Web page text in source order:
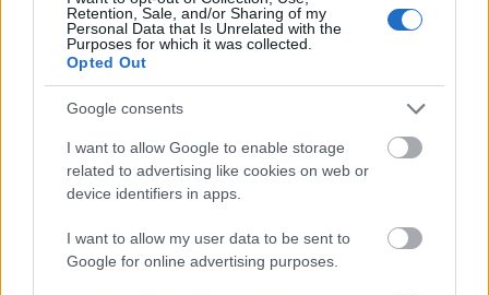
Retention, Sale, and/or Sharing of my
Personal Data that Is Unrelated with the
Purposes for which it was collected.
Opted Out
Google consents
I want to allow Google to enable storage
related to advertising like cookies on web or
device identifiers in apps.
I want to allow my user data to be sent to
Google for online advertising purposes.
sorozatába illik, amelyeknek a képzésekor a nyelv a
szájpadlást, a palatumot érinti. Alj
megközelítően jellemzi a
hogy pl. egy idegen megtanulja helyesen kiejteni
őket, teljes összeolvadással. Ez a hang egyébként
megvan két ismert európai nyelvben, az olaszban és
a spanyolban; az előbbiben
Ez az egybeolvadtlyhang sok nyelvjárásunkban élt